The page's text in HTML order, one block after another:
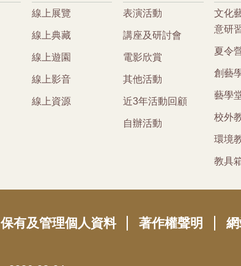
線上展覽
線上典藏
線上遊園
線上影音
線上資源
表演活動
講座及研討會
電影欣賞
其他活動
近3年活動回顧
自辦活動
文化
意研
夏令
創藝
藝學
校外
環境
教具
保有及管理個人資料 著作權聲明